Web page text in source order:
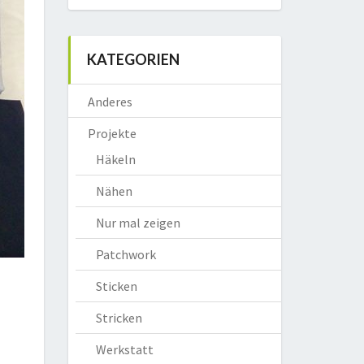
KATEGORIEN
Anderes
Projekte
Häkeln
Nähen
Nur mal zeigen
Patchwork
Sticken
Stricken
Werkstatt